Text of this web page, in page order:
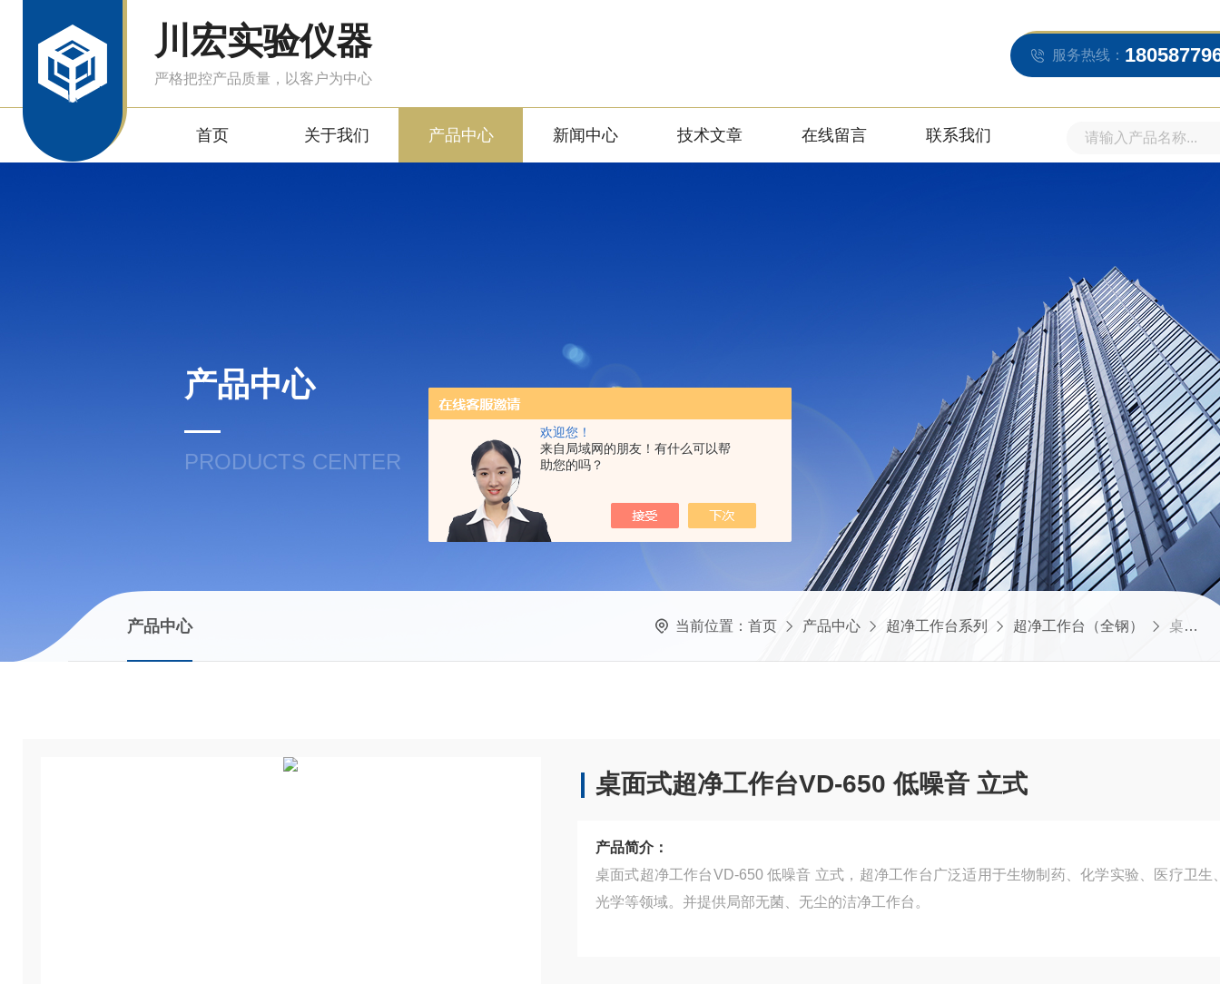
欢迎您！
来自局域网的朋友！有什么可以帮
助您的吗？
川宏实验仪器
严格把控产品质量，以客户为中心
服务热线：
首页 关于我们 产品中心 新闻中心 技术文章 在线留言 联系我们
产品中心
PRODUCTS CENTER
产品中心 当前位置： 首页 产品中心 超净工作台系列 超净工作台（全钢） 桌面式超净工作台VD-650 低噪音 立式
桌面式超净工作台VD-650 低噪音 立式
产品简介：
桌面式超净工作台VD-650 低噪音 立式，超净工作台广泛适用于生物制药、化学实验、医疗卫生
光学等领域。并提供局部无菌、无尘的洁净工作台。